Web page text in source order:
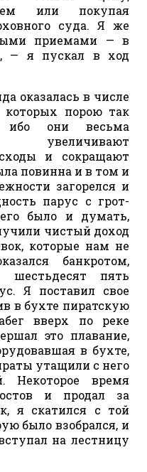
или покупая
суда. Я же
приемами — в
— я пускал в ход
оказалась в числе
которых порою так
ибо они весьма
и сокращают
повинна и в том и
загорелся и
парус с грот-
было и думать,
чистый доход
которые нам не
банкротом,
шестьдесят пять
Я поставил свое
в бухте пиратскую
вверх по реке
это плавание,
в бухте,
утащили с него
Некоторое время
и продал за
я скатился с той
было взобрался, и
на лестницу